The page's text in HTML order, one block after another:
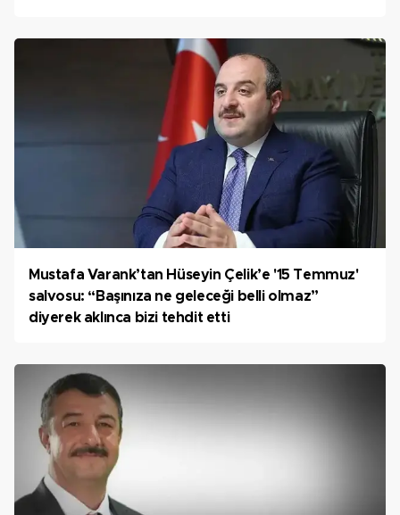
Mustafa Varank’tan Hüseyin Çelik’e '15 Temmuz'
salvosu: “Başınıza ne geleceği belli olmaz”
diyerek aklınca bizi tehdit etti